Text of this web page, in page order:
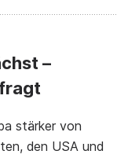
–
stärker von
den USA und